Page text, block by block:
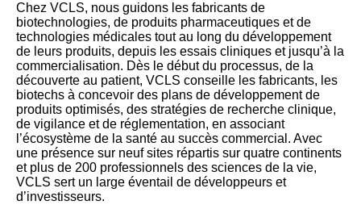
Chez VCLS, nous guidons les fabricants de
biotechnologies, de produits pharmaceutiques et de
technologies médicales tout au long du développement
de leurs produits, depuis les essais cliniques et jusqu’à la
commercialisation. Dès le début du processus, de la
découverte au patient, VCLS conseille les fabricants, les
biotechs à concevoir des plans de développement de
produits optimisés, des stratégies de recherche clinique,
de vigilance et de réglementation, en associant
l’écosystème de la santé au succès commercial. Avec
une présence sur neuf sites répartis sur quatre continents
et plus de 200 professionnels des sciences de la vie,
VCLS sert un large éventail de développeurs et
d’investisseurs.